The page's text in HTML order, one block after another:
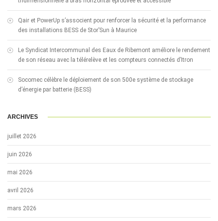
Qair et PowerUp s’associent pour renforcer la sécurité et la performance
des installations BESS de Stor’Sun à Maurice
Le Syndicat Intercommunal des Eaux de Ribemont améliore le rendement
de son réseau avec la télérelève et les compteurs connectés d’Itron
Socomec célèbre le déploiement de son 500e système de stockage
d’énergie par batterie (BESS)
ARCHIVES
juillet 2026
juin 2026
mai 2026
avril 2026
mars 2026